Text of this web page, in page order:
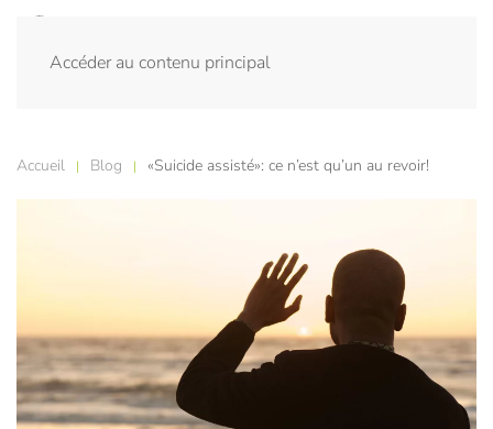
Accéder au contenu principal
Accueil Blog «Suicide assisté»: ce n’est qu’un au revoir!